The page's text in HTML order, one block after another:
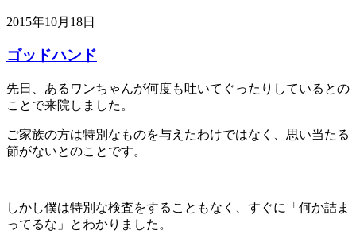
2015年10月18日
ゴッドハンド
先日、あるワンちゃんが何度も吐いてぐったりしているとの
ことで来院しました。
ご家族の方は特別なものを与えたわけではなく、思い当たる
節がないとのことです。
しかし僕は特別な検査をすることもなく、すぐに「何か詰ま
ってるな」とわかりました。